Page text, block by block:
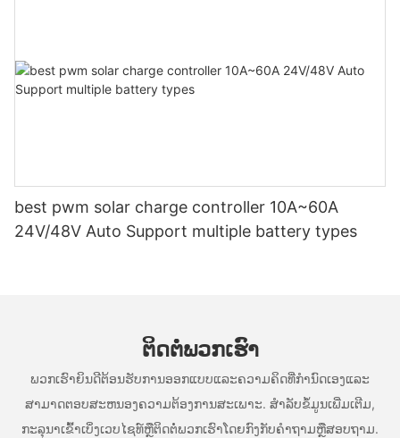
best pwm solar charge controller 10A~60A
24V/48V Auto Support multiple battery types
ຕິດ​ຕໍ່​ພວກ​ເຮົາ
ພວກເຮົາຍິນດີຕ້ອນຮັບການອອກແບບແລະຄວາມຄິດທີ່ກໍານົດເອງແລະ
ສາມາດຕອບສະຫນອງຄວາມຕ້ອງການສະເພາະ. ສໍາລັບຂໍ້ມູນເພີ່ມເຕີມ,
ກະລຸນາເຂົ້າເບິ່ງເວບໄຊທ໌ຫຼືຕິດຕໍ່ພວກເຮົາໂດຍກົງກັບຄໍາຖາມຫຼືສອບຖາມ.